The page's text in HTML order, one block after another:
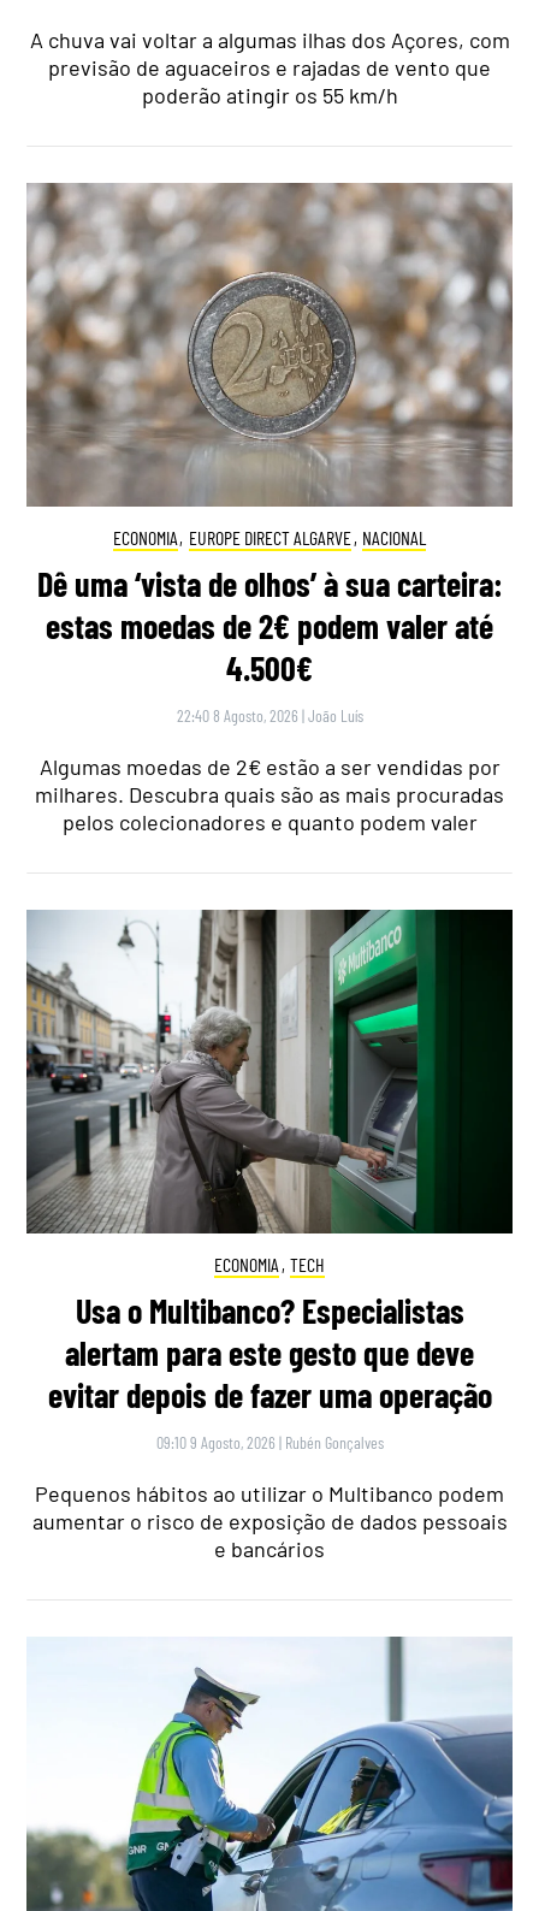
A chuva vai voltar a algumas ilhas dos Açores, com
previsão de aguaceiros e rajadas de vento que
poderão atingir os 55 km/h
ECONOMIA, EUROPE DIRECT ALGARVE, NACIONAL
Dê uma ‘vista de olhos’ à sua carteira:
estas moedas de 2€ podem valer até
4.500€
22:40 8 Agosto, 2026 |João Luís
Algumas moedas de 2€ estão a ser vendidas por
milhares. Descubra quais são as mais procuradas
pelos colecionadores e quanto podem valer
ECONOMIA , TECH
Usa o Multibanco? Especialistas
alertam para este gesto que deve
evitar depois de fazer uma operação
09:10 9 Agosto, 2026 | Rubén Gonçalves
Pequenos hábitos ao utilizar o Multibanco podem
aumentar o risco de exposição de dados pessoais
e bancários